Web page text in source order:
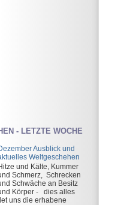
- LETZTE WOCHE
Ausblick und
Weltgeschehen
und Kälte, Kummer
Schmerz, Schrecken
Schwäche an Besitz
Körper - dies alles
uns die erhabene